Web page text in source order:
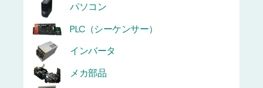
パソコン
PLC（シーケンサー）
インバータ
メカ部品